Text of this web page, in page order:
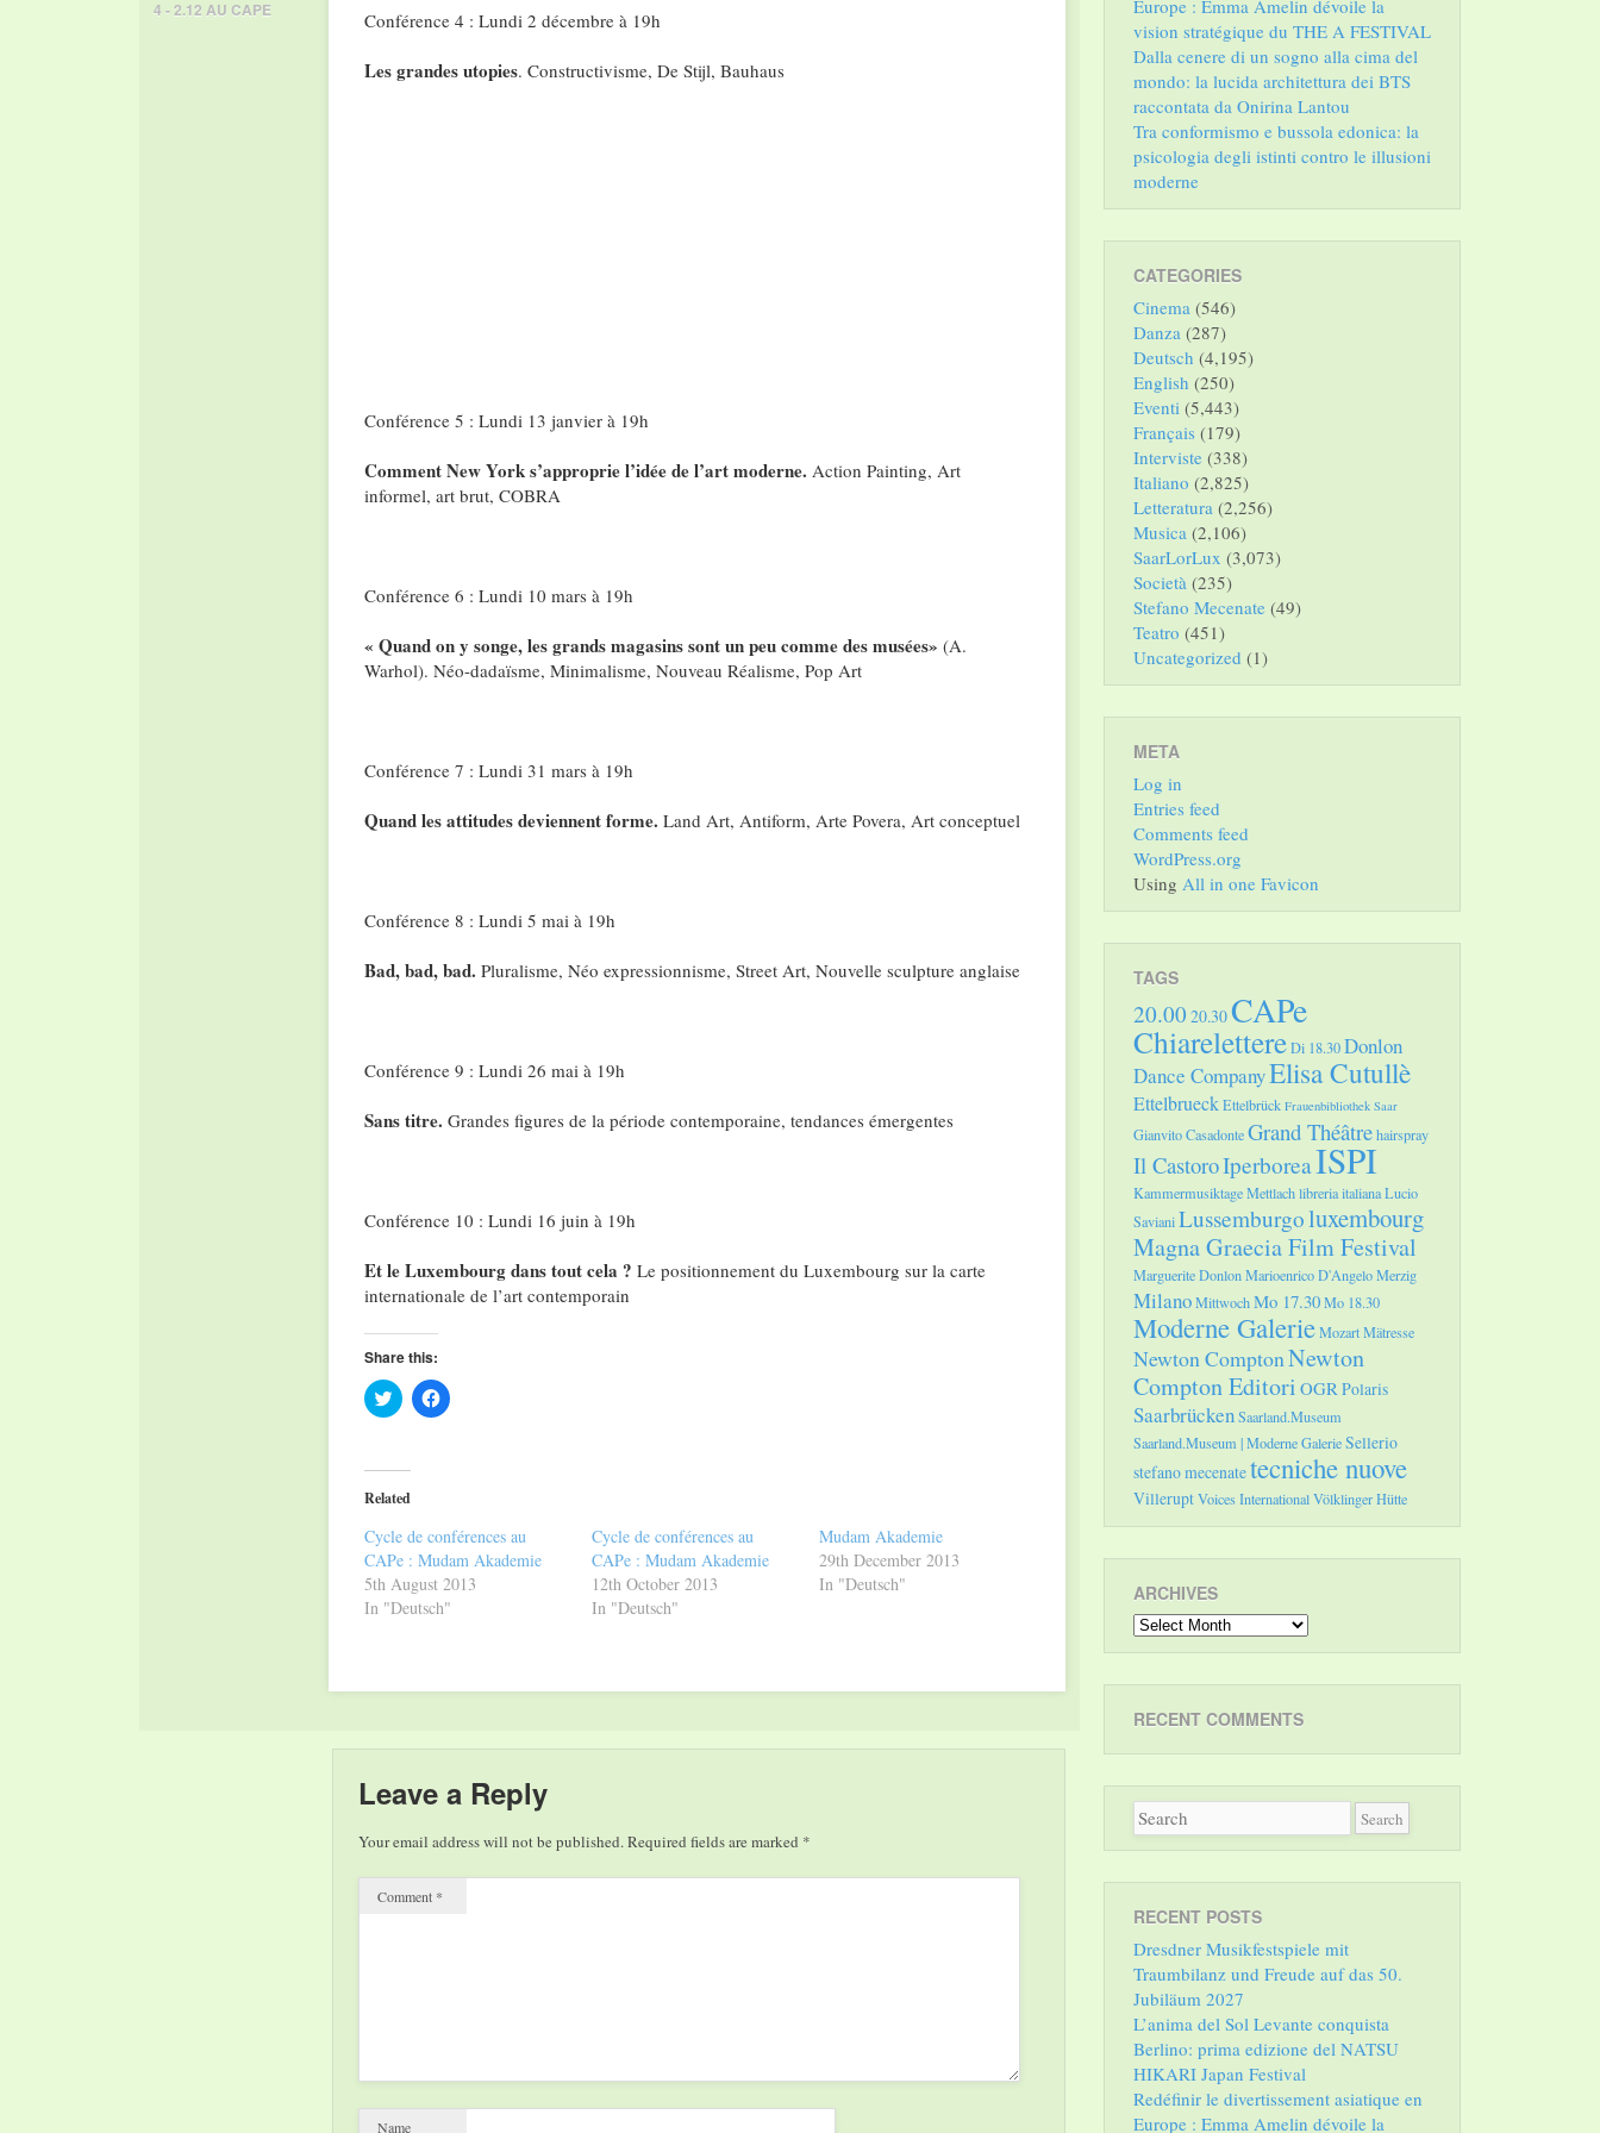
Conférence 4 : Lundi 2 décembre à 19h
Les grandes utopies. Constructivisme, De Stijl, Bauhaus
Conférence 5 : Lundi 13 janvier à 19h
Comment New York s’approprie l’idée de l’art moderne. Action Painting, Art
informel, art brut, COBRA
Conférence 6 : Lundi 10 mars à 19h
« Quand on y songe, les grands magasins sont un peu comme des musées» (A.
Warhol). Néo-dadaïsme, Minimalisme, Nouveau Réalisme, Pop Art
Conférence 7 : Lundi 31 mars à 19h
Quand les attitudes deviennent forme. Land Art, Antiform, Arte Povera, Art conceptuel
Conférence 8 : Lundi 5 mai à 19h
Bad, bad, bad. Pluralisme, Néo expressionnisme, Street Art, Nouvelle sculpture anglaise
Conférence 9 : Lundi 26 mai à 19h
Sans titre. Grandes figures de la période contemporaine, tendances émergentes
Conférence 10 : Lundi 16 juin à 19h
Et le Luxembourg dans tout cela ? Le positionnement du Luxembourg sur la carte
internationale de l’art contemporain
Share this:
Click
to
(Opens
in
new
Click
to
Related
Cycle de conférences au
CAPe : Mudam Akademie
5th August 2013
In "Deutsch"
Cycle de conférences au
CAPe : Mudam Akademie
12th October 2013
In "Deutsch"
Mudam Akademie
29th December 2013
In "Deutsch"
4 - 2.12 AU CAPE
Leave a Reply
Your email address will not be published.Required fields are marked *
Comment *
Name
Europe : Emma Amelin dévoile la
vision stratégique du THE A FESTIVAL
Dalla cenere di un sogno alla cima del
mondo: la lucida architettura dei BTS
raccontata da Onirina Lantou
Tra conformismo e bussola edonica: la
psicologia degli istinti contro le illusioni
moderne
CATEGORIES
Cinema (546)
Danza (287)
Deutsch (4,195)
English (250)
Eventi (5,443)
Français (179)
Interviste (338)
Italiano (2,825)
Letteratura (2,256)
Musica (2,106)
SaarLorLux (3,073)
Società (235)
Stefano Mecenate (49)
Teatro (451)
Uncategorized (1)
META
Log in
Entries feed
Comments feed
WordPress.org
Using All in one Favicon
TAGS
20.00 20.30CAPe
ChiarelettereDi 18.30Donlon
Dance CompanyElisa Cutullè
EttelbrueckEttelbrück Frauenbibliothek Saar
Gianvito CasadonteGrand Théâtrehairspray
Il CastoroIperboreaISPI
Kammermusiktage Mettlachlibreria italianaLucio
SavianiLussemburgoluxembourg
Magna Graecia Film Festival
Marguerite DonlonMarioenrico D'AngeloMerzig
MilanoMittwochMo 17.30Mo 18.30
Moderne GalerieMozartMätresse
Newton ComptonNewton
Compton Editori OGRPolaris
SaarbrückenSaarland.Museum
Saarland.Museum | Moderne GalerieSellerio
stefano mecenatetecniche nuove
VilleruptVoices InternationalVölklinger Hütte
ARCHIVES
Archives
RECENT COMMENTS
RECENT POSTS
Dresdner Musikfestspiele mit
Traumbilanz und Freude auf das 50.
Jubiläum 2027
L’anima del Sol Levante conquista
Berlino: prima edizione del NATSU
HIKARI Japan Festival
Redéfinir le divertissement asiatique en
Europe : Emma Amelin dévoile la